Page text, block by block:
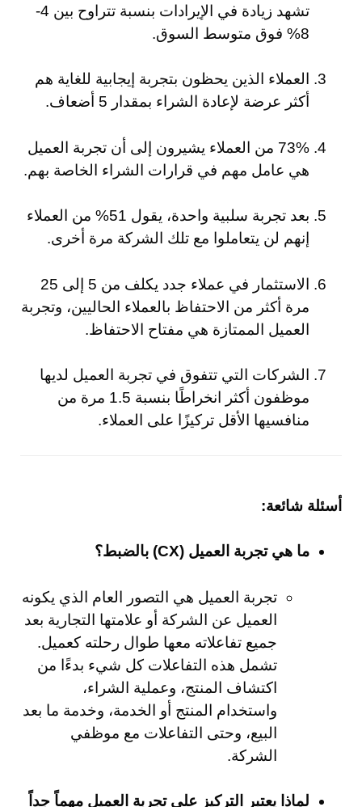
تشهد زيادة في الإيرادات بنسبة تتراوح بين 4-
8% فوق متوسط السوق.
العملاء الذين يحظون بتجربة إيجابية للغاية هم
أكثر عرضة لإعادة الشراء بمقدار 5 أضعاف.
73% من العملاء يشيرون إلى أن تجربة العميل
هي عامل مهم في قرارات الشراء الخاصة بهم.
بعد تجربة سلبية واحدة، يقول 51% من العملاء
إنهم لن يتعاملوا مع تلك الشركة مرة أخرى.
الاستثمار في عملاء جدد يكلف من 5 إلى 25
مرة أكثر من الاحتفاظ بالعملاء الحاليين، وتجربة
العميل الممتازة هي مفتاح الاحتفاظ.
الشركات التي تتفوق في تجربة العميل لديها
موظفون أكثر انخراطًا بنسبة 1.5 مرة من
منافسيها الأقل تركيزًا على العملاء.
أسئلة شائعة:
ما هي تجربة العميل (CX) بالضبط؟
تجربة العميل هي التصور العام الذي يكونه
العميل عن الشركة أو علامتها التجارية بعد
جميع تفاعلاته معها طوال رحلته كعميل.
تشمل هذه التفاعلات كل شيء بدءًا من
اكتشاف المنتج، وعملية الشراء،
واستخدام المنتج أو الخدمة، وخدمة ما بعد
البيع، وحتى التفاعلات مع موظفي
الشركة.
لماذا يعتبر التركيز على تجربة العميل مهماً جداً